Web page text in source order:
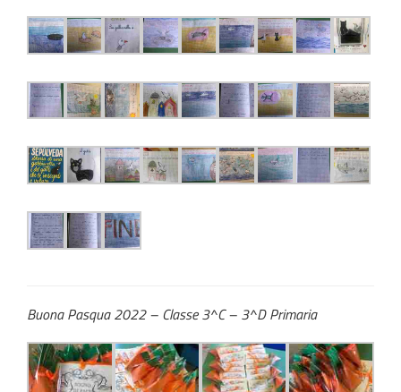
Buona Pasqua 2022 – Classe 3^C – 3^D Primaria